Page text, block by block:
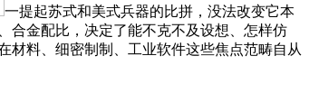
一提起苏式和美式兵器的比拼，没法改变它本
合金配比，决定了能不克不及设想、怎样仿
材料、细密制制、工业软件这些焦点范畴自从